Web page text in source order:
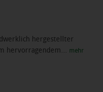
hergestellter
hervorragendem... mehr